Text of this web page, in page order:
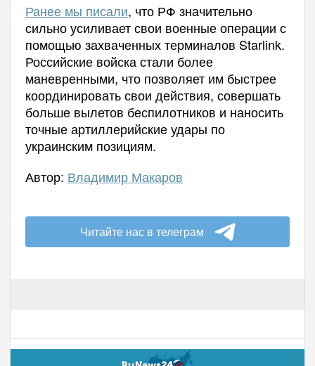
Ранее мы писали, что РФ значительно
сильно усиливает свои военные операции с
помощью захваченных терминалов Starlink.
Российские войска стали более
маневренными, что позволяет им быстрее
координировать свои действия, совершать
больше вылетов беспилотников и наносить
точные артиллерийские удары по
украинским позициям.
Автор: Владимир Макаров
Читайте нас в телеграм